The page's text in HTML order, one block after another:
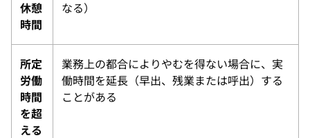
休憩
時間
なる）
所定
労働
時間
を超
える
業務上の都合によりやむを得ない場合に、実
働時間を延長（早出、残業または呼出）する
ことがある